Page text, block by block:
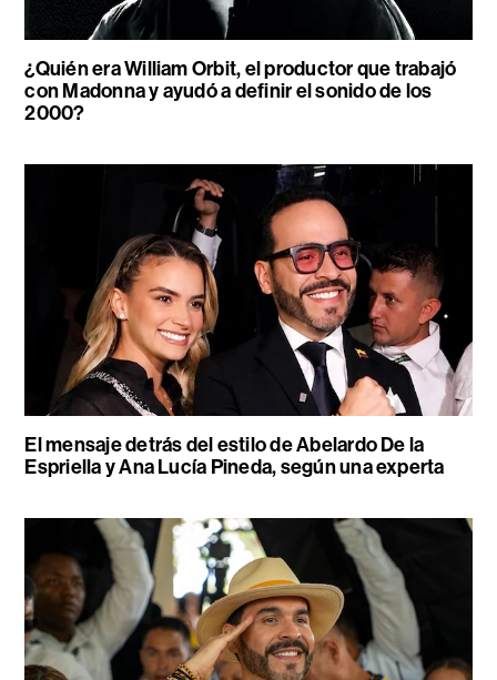
¿Quién era William Orbit, el productor que trabajó
con Madonna y ayudó a definir el sonido de los
2000?
El mensaje detrás del estilo de Abelardo De la
Espriella y Ana Lucía Pineda, según una experta